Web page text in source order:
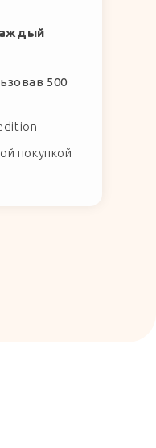
500
покупкой